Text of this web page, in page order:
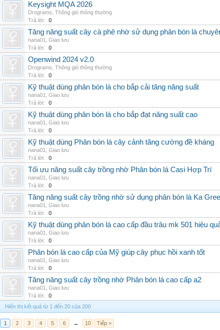
Keysight MQA 2026
Drograms Thông gió thông thường
Trả lời:
0
Tăng năng suất cây cà phê nhờ sử dụng phân bón lá
nana01
Giao lưu
Trả lời:
0
Openwind 2024 v2.0
Drograms Thông gió thông thường
Trả lời:
0
Kỹ thuật dùng phân bón lá cho bắp cải tăng năng suất
nana01
Giao lưu
Trả lời:
0
Kỹ thuật dùng phân bón lá cho bắp đạt năng suất cao
nana01
Giao lưu
Trả lời:
0
Kỹ thuật dùng Phân bón lá cây cảnh tăng cường đề kháng
nana01
Giao lưu
Trả lời:
0
Tối ưu năng suất cây trồng nhờ Phân bón lá Casi Hợp Trí
nana01
Giao lưu
Trả lời:
0
Tăng năng suất cây trồng nhờ sử dụng phân bón lá Ka
nana01
Giao lưu
Trả lời:
0
Kỹ thuật dùng phân bón lá cao cấp đầu trâu mk 501 hiệu
nana01
Giao lưu
Trả lời:
0
Phân bón lá cao cấp của Mỹ giúp cây phục hồi xanh tốt
nana01
Giao lưu
Trả lời:
0
Tăng năng suất cây trồng nhờ Phân bón lá cao cấp a2
nana01
Giao lưu
Trả lời:
0
Hiển thị kết quả từ 1 đến 20 của 200
1 2 3 4 5 6 → 10 Tiếp >